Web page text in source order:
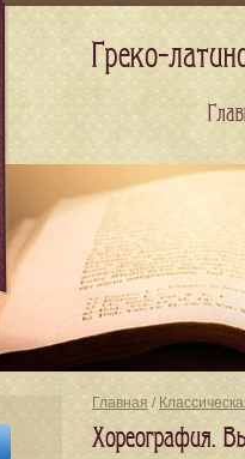
Главная /
Хореография.
Греко-